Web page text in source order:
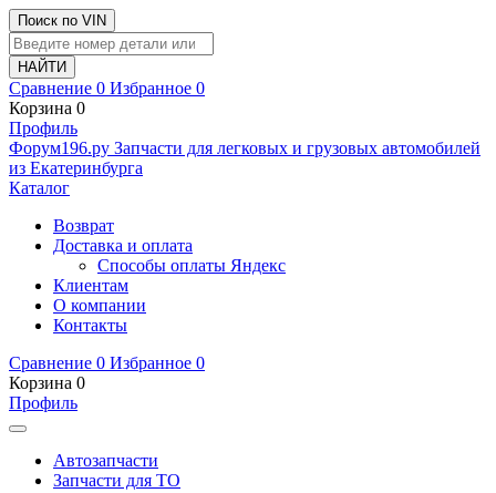
Поиск по VIN
Сравнение 0 Избранное 0
Корзина 0
Профиль
Фoрум196.ру Запчасти для легковых и грузовых автомобилей
из Екатеринбурга
Каталог
Возврат
Доставка и оплата
Способы оплаты Яндекс
Клиентам
О компании
Контакты
Сравнение 0 Избранное 0
Корзина 0
Профиль
Автозапчасти
Запчасти для ТО